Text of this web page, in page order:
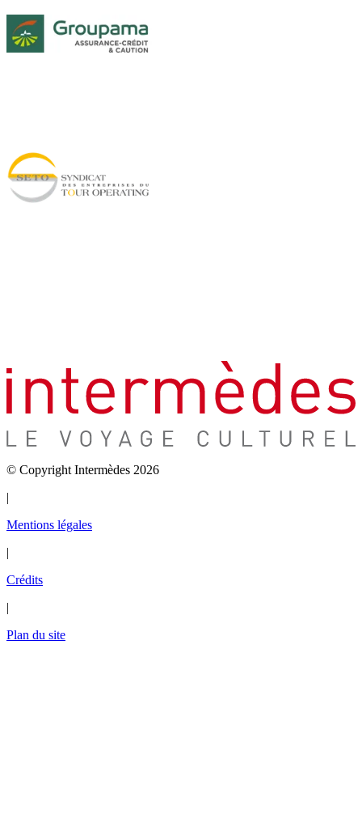
© Copyright Intermèdes 2026
|
Mentions légales
|
Crédits
|
Plan du site